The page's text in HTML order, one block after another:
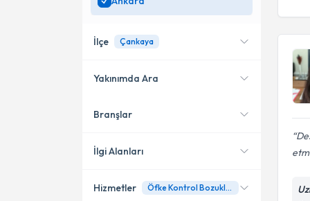
İlçe Çankaya
Çankaya
Yenimahalle
Yakınımda Ara
Konumuma yakın uzmanları
Branşlar
Klinik Psikolog
İlgi Alanları
Hizmetler Öfke Kontrol Bozuklukları